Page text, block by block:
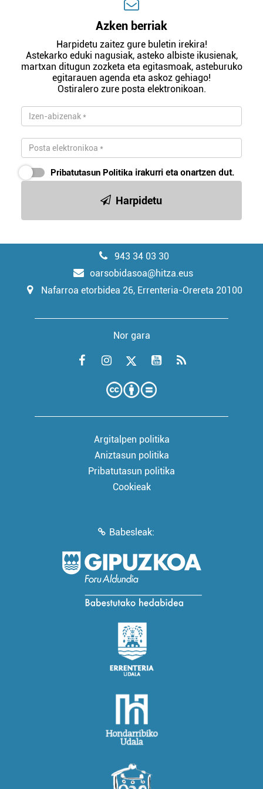
Azken berriak
Harpidetu zaitez gure buletin irekira!
Astekarko eduki nagusiak, asteko albiste ikusienak,
martxan ditugun zozketa eta egitasmoak, asteburuko
egitarauen agenda eta askoz gehiago!
Ostiralero zure posta elektronikoan.
Pribatutasun Politika irakurri eta onartzen dut.
Harpidetu
943 34 03 30
oarsobidasoa@hitza.eus
Nafarroa etorbidea 26, Errenteria-Orereta 20100
Nor gara
Argitalpen politika
Aniztasun politika
Pribatutasun politika
Cookieak
Babesleak: